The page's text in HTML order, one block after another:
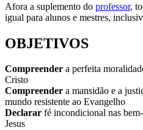
Afora a suplemento do professor,
igual para alunos e mestres,
OBJETIVOS
Compreender a perfeita
Cristo
Compreender a mansidão e a
mundo resistente ao Evangelho
Declarar fé incondicional nas
Jesus